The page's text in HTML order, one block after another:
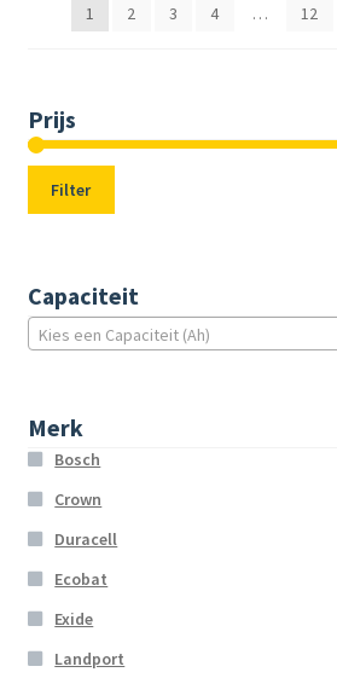
1 2 3 4 … 12
Prijs
Filter
Capaciteit
Kies een Capaciteit (Ah)
Merk
Bosch
Crown
Duracell
Ecobat
Exide
Landport